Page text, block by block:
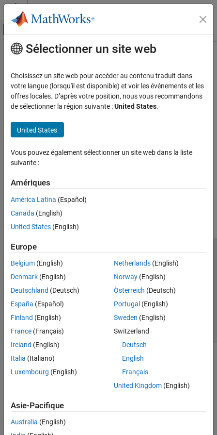
Passer au contenu
Activer/désactiver l'affichage du menu
Accueil de la documentation
Contenu principal
How useful was this information?
Sélectionner un site web
Choisissez un site web pour accéder au contenu traduit dans
votre langue (lorsqu'il est disponible) et voir les événements et les
offres locales. D’après votre position, nous vous recommandons
de sélectionner la région suivante :United States.
United States
Vous pouvez également sélectionner un site web dans la liste
suivante :
Amériques
América Latina (Español)
Canada (English)
United States (English)
Europe
Belgium (English)
Denmark (English)
Deutschland (Deutsch)
España (Español)
Finland (English)
France (Français)
Ireland (English)
Italia (Italiano)
Luxembourg (English)
Netherlands(English)
Norway(English)
Österreich (Deutsch)
Portugal (English)
Sweden (English)
Switzerland
Deutsch
English
Français
United Kingdom(English)
Asie-Pacifique
Australia (English)
Lutte anti-piratage
Contacts locaux
© 1994-2026 The MathWorks, Inc.